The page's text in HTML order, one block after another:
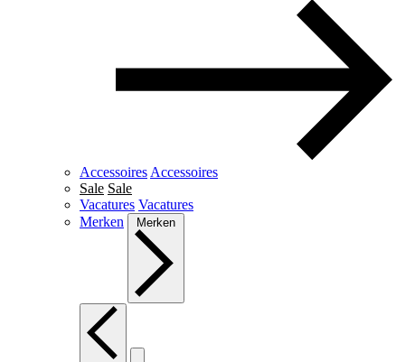
Accessoires Accessoires
Sale Sale
Vacatures Vacatures
Merken
Merken